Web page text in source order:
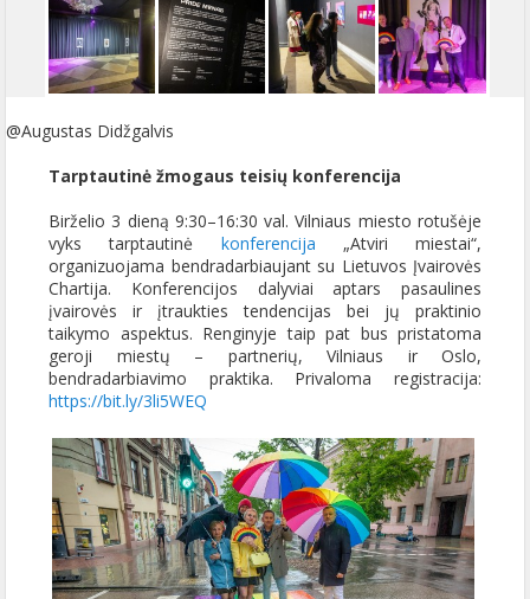
@Augustas Didžgalvis
Tarptautinė žmogaus teisių konferencija
Birželio 3 dieną 9:30–16:30 val. Vilniaus miesto rotušėje
vyks tarptautinė konferencija „Atviri miestai“,
organizuojama bendradarbiaujant su Lietuvos Įvairovės
Chartija. Konferencijos dalyviai aptars pasaulines
įvairovės ir įtraukties tendencijas bei jų praktinio
taikymo aspektus. Renginyje taip pat bus pristatoma
geroji miestų – partnerių, Vilniaus ir Oslo,
bendradarbiavimo praktika. Privaloma registracija:
https://bit.ly/3li5WEQ